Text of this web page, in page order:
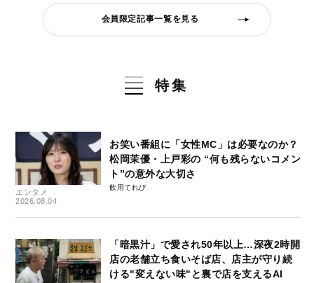
会員限定記事一覧を見る
特集
エンタメ
2026.08.04
お笑い番組に「女性MC」は必要なのか？
松岡茉優・上戸彩の “何も残らないコメン
ト”の意外な大切さ
飲用てれび
「暗黒汁」で愛され50年以上…深夜2時開
店の老舗立ち食いそば店、店主が守り続
ける"変えない味"と裏で店を支えるAI